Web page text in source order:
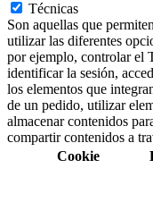
Técnicas
Son aquellas que
utilizar las diferentes
por ejemplo, controlar el
identificar la sesión,
los elementos que
de un pedido, utilizar
almacenar contenidos
compartir contenidos a
Cookie